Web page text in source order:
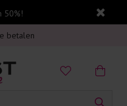
50%!
vanaf €75,-
betalen
jouw aankoop
vanaf €75,-